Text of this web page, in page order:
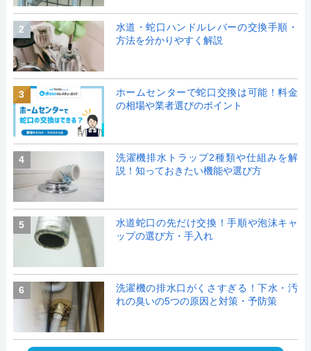
2
水道・蛇口ハンドルレバーの交換手順・
方法を分かりやすく解説
3
ホームセンターで蛇口交換は可能！料金
の相場や業者選びのポイント
4
洗濯機排水トラップ2種類や仕組みを解
説！知っておきたい機能や選び方
5
水道蛇口の先だけ交換！手順や泡沫キャ
ップの選び方・手入れ
6
洗濯機の排水口がくさすぎる！下水・汚
れの臭いの5つの原因と対策・予防策